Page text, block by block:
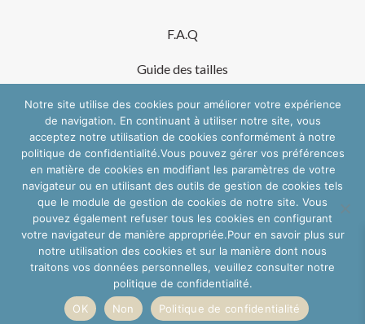
F.A.Q
Guide des tailles
Mentions Légales
Conditions Générales de Vente
Suivre sur les réseaux
Notre site utilise des cookies pour améliorer votre expérience
de navigation. En continuant à utiliser notre site, vous
acceptez notre utilisation de cookies conformément à notre
politique de confidentialité.Vous pouvez gérer vos préférences
en matière de cookies en modifiant les paramètres de votre
navigateur ou en utilisant des outils de gestion de cookies tels
que le module de gestion de cookies de notre site. Vous
pouvez également refuser tous les cookies en configurant
votre navigateur de manière appropriée.Pour en savoir plus sur
notre utilisation des cookies et sur la manière dont nous
traitons vos données personnelles, veuillez consulter notre
politique de confidentialité.
OK
Non Politique de confidentialité